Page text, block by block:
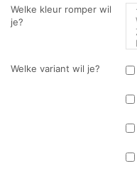
Welke kleur romper wil
je?
Welke variant wil je?